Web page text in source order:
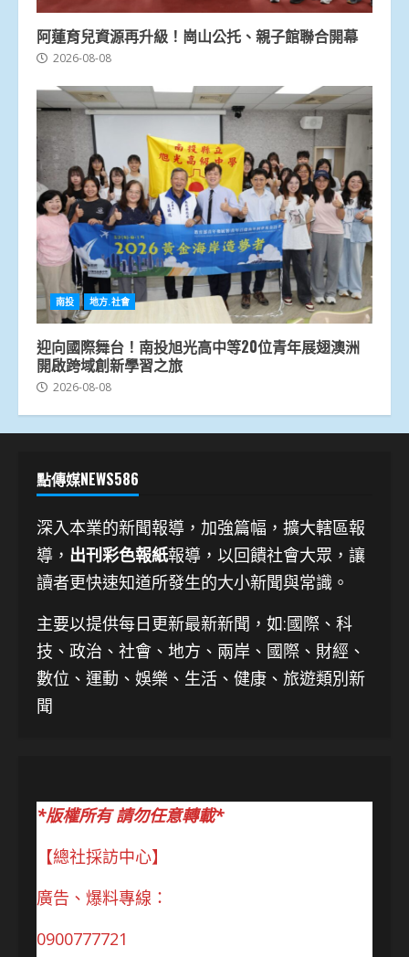
阿蓮育兒資源再升級！崗山公托、親子館聯合開幕
2026-08-08
南投 地方.社會
迎向國際舞台！南投旭光高中等20位青年展翅澳洲
開啟跨域創新學習之旅
2026-08-08
點傳媒NEWS586
深入本業的新聞報導，加強篇幅，擴大轄區報
導， 出刊彩色報紙報導，以回饋社會大眾，讓
讀者更快速知道所發生的大小新聞與常識。
主要以提供每日更新最新新聞 ，如:國際、科
技、 政治、社會、地方、兩岸、國際、財經、
數位、運動、娛樂、生活、健康、旅遊類別新
聞
*版權所有 請勿任意轉載*
【總社採訪中心】
廣告、爆料專線：
0900777721